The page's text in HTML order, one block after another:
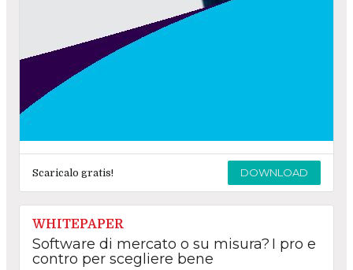
Scaricalo gratis! DOWNLOAD
WHITEPAPER
Software di mercato o su misura? I pro e
contro per scegliere bene